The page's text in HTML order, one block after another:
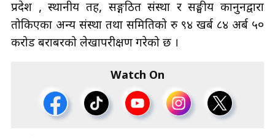
प्रदेश , स्थानीय तह, सङ्गठित संस्था र सङ्घीय कानुनद्वारा
तोकिएका अन्य संस्था तथा समितिको रु ९४ खर्ब ८४ अर्ब ५०
करोड बराबरको लेखापरीक्षण गरेको छ ।
Watch On